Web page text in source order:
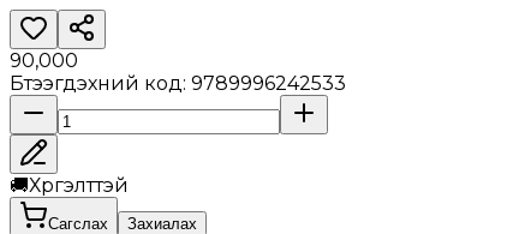
90,000
Бүтээгдэхүүний код: 9789996242533
🚚Хүргэлттэй
Сагслах Захиалах